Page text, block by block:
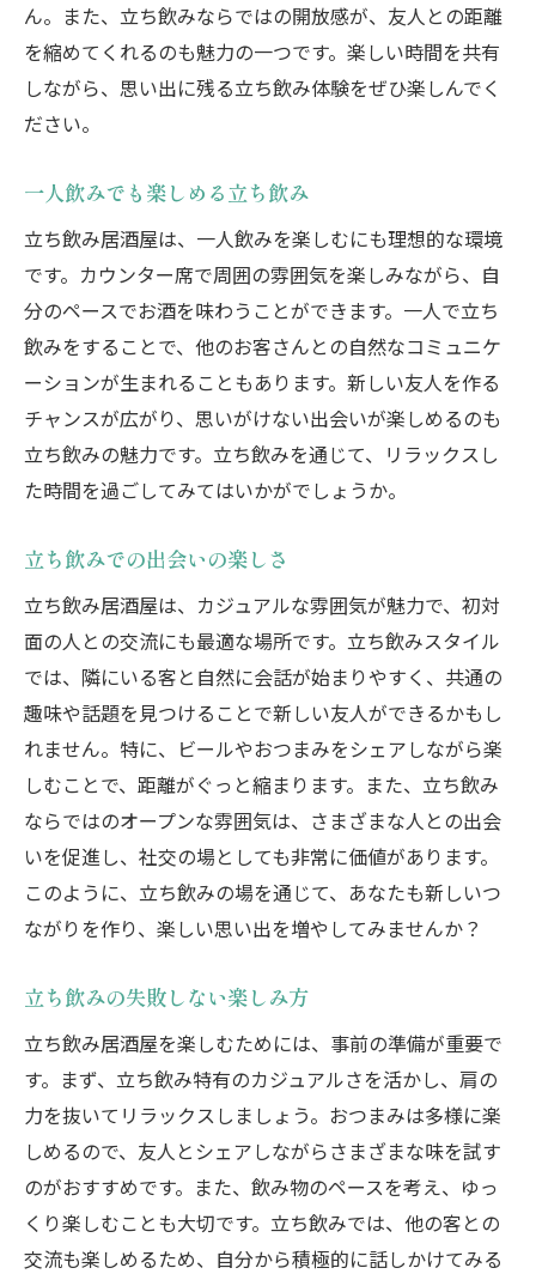
ん。また、立ち飲みならではの開放感が、友人との距離
を縮めてくれるのも魅力の一つです。楽しい時間を共有
しながら、思い出に残る立ち飲み体験をぜひ楽しんでく
ださい。
一人飲みでも楽しめる立ち飲み
立ち飲み居酒屋は、一人飲みを楽しむにも理想的な環境
です。カウンター席で周囲の雰囲気を楽しみながら、自
分のペースでお酒を味わうことができます。一人で立ち
飲みをすることで、他のお客さんとの自然なコミュニケ
ーションが生まれることもあります。新しい友人を作る
チャンスが広がり、思いがけない出会いが楽しめるのも
立ち飲みの魅力です。立ち飲みを通じて、リラックスし
た時間を過ごしてみてはいかがでしょうか。
立ち飲みでの出会いの楽しさ
立ち飲み居酒屋は、カジュアルな雰囲気が魅力で、初対
面の人との交流にも最適な場所です。立ち飲みスタイル
では、隣にいる客と自然に会話が始まりやすく、共通の
趣味や話題を見つけることで新しい友人ができるかもし
れません。特に、ビールやおつまみをシェアしながら楽
しむことで、距離がぐっと縮まります。また、立ち飲み
ならではのオープンな雰囲気は、さまざまな人との出会
いを促進し、社交の場としても非常に価値があります。
このように、立ち飲みの場を通じて、あなたも新しいつ
ながりを作り、楽しい思い出を増やしてみませんか？
立ち飲みの失敗しない楽しみ方
立ち飲み居酒屋を楽しむためには、事前の準備が重要で
す。まず、立ち飲み特有のカジュアルさを活かし、肩の
力を抜いてリラックスしましょう。おつまみは多様に楽
しめるので、友人とシェアしながらさまざまな味を試す
のがおすすめです。また、飲み物のペースを考え、ゆっ
くり楽しむことも大切です。立ち飲みでは、他の客との
交流も楽しめるため、自分から積極的に話しかけてみる